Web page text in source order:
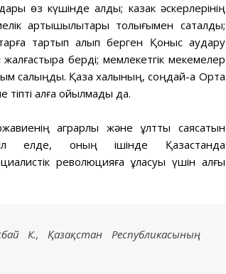
өз күшінде қалды; казак әскерлерінің
артықшылықтары толығымен сақталды;
тартып алып берген Қоныс аудару
берді; мемлекетгік мекемелер
салыңды. Қазақ халқының, соңдай-ақ Орта
тіпті алға қойылмады да.
аграрлық және ұлттық саясатын
елде, оның ішінде Қазақстанда
революцияға ұласуы үшін алғы
К., Қазақстан Республикасының